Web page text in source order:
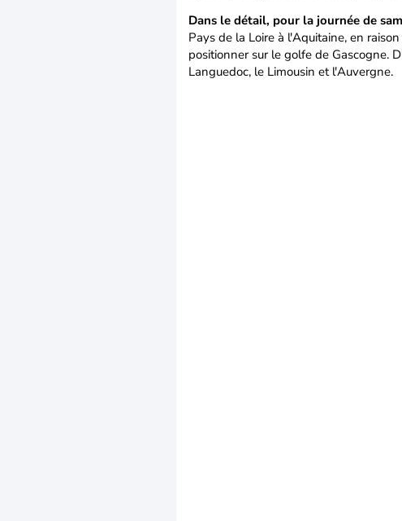
Dans le détail, pour la journée de
Pays de la Loire à l'Aquitaine, en
positionner sur le golfe de Gascogne.
Languedoc, le Limousin et l'Auvergne.